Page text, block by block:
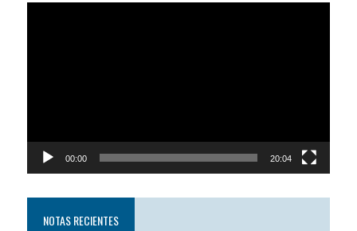
00:00 20:04
NOTAS RECIENTES